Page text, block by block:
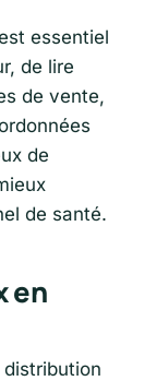
essentiel
de lire
de vente,
de
de santé.
en